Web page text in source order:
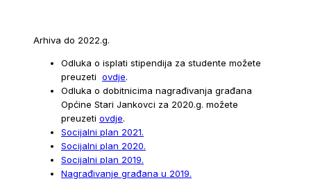
Arhiva do 2022.g.
Odluka o isplati stipendija za studente možete
preuzeti ovdje.
Odluka o dobitnicima nagrađivanja građana
Općine Stari Jankovci za 2020.g. možete
preuzeti ovdje.
Socijalni plan 2021.
Socijalni plan 2020.
Socijalni plan 2019.
Nagrađivanje građana u 2019.